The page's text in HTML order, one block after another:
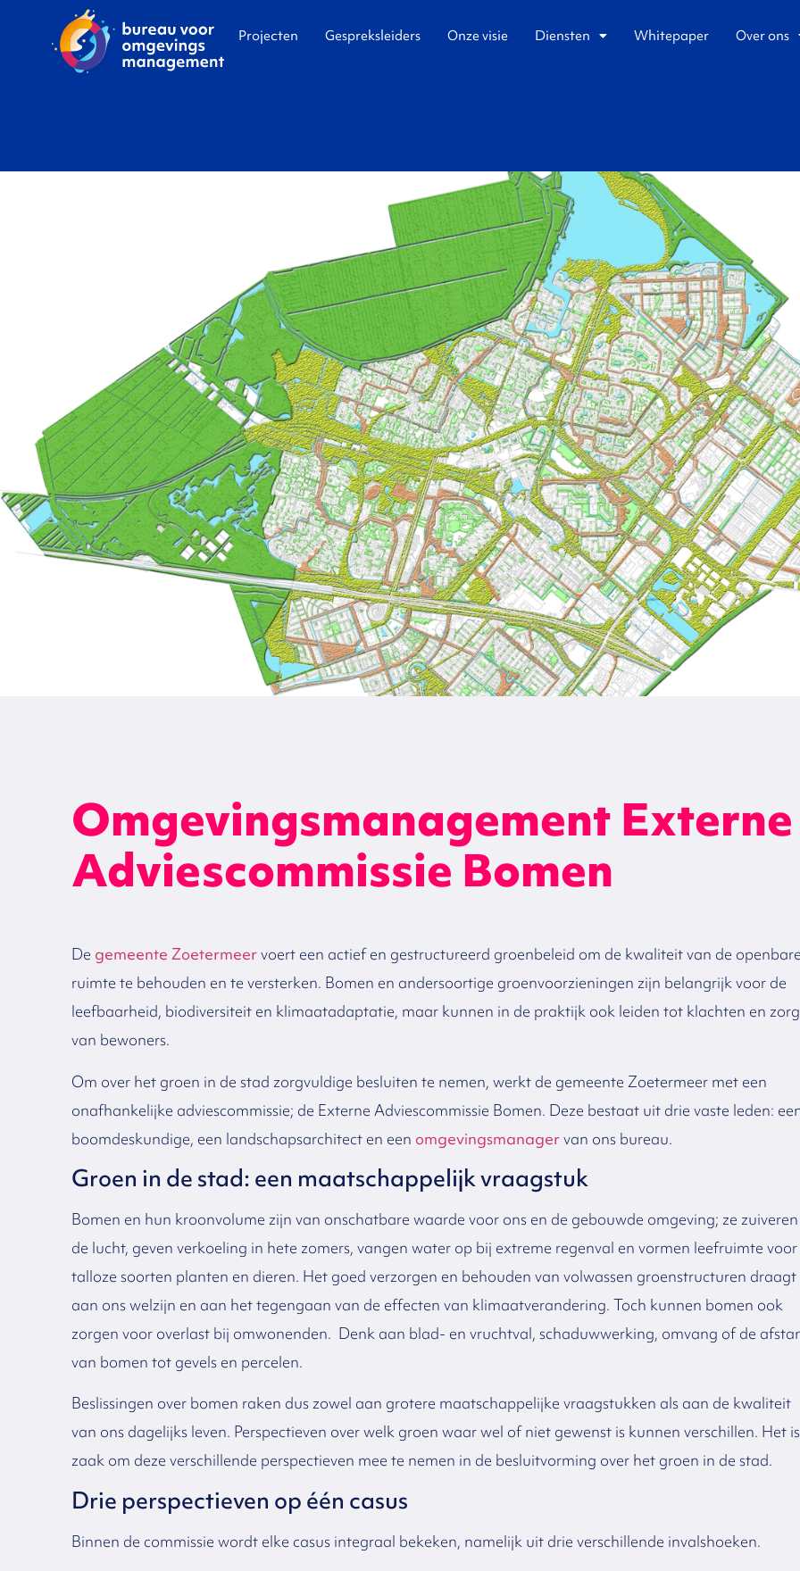
Projecten Gespreksleiders Onze visie Diensten Whitepaper Over ons
Omgevingsmanagement Externe
Adviescommissie Bomen
De gemeente Zoetermeervoert een actief en gestructureerd groenbeleid om de kwaliteit van de
ruimte te behouden en te versterken. Bomen en andersoortige groenvoorzieningen zijn belangrijk voor de
leefbaarheid, biodiversiteit en klimaatadaptatie, maar kunnen in de praktijk ook leiden tot klachten en
van bewoners.
Om over het groen in de stad zorgvuldige besluiten te nemen, werkt de gemeente Zoetermeer met een
onafhankelijke adviescommissie; de Externe Adviescommissie Bomen. Deze bestaat uit drie vaste leden:
boomdeskundige, een landschapsarchitect en een omgevingsmanagervan ons bureau.
Groen in de stad: een maatschappelijk vraagstuk
Bomen en hun kroonvolume zijn van onschatbare waarde voor ons en de gebouwde omgeving; ze zuiveren
de lucht, geven verkoeling in hete zomers, vangen water op bij extreme regenval en vormen leefruimte voor
talloze soorten planten en dieren. Het goed verzorgen en behouden van volwassen groenstructuren draagt
aan ons welzijn en aan het tegengaan van de effecten van klimaatverandering. Toch kunnen bomen ook
zorgen voor overlast bij omwonenden. Denk aan blad- en vruchtval, schaduwwerking, omvang of de
van bomen tot gevels en percelen.
Beslissingen over bomen raken dus zowel aan grotere maatschappelijke vraagstukken als aan de kwaliteit
van ons dagelijks leven. Perspectieven over welk groen waar wel of niet gewenst is kunnen verschillen. Het is
zaak om deze verschillende perspectieven mee te nemen in de besluitvorming over het groen in de stad.
Drie perspectieven op één casus
Binnen de commissie wordt elke casus integraal bekeken, namelijk uit drie verschillende invalshoeken.